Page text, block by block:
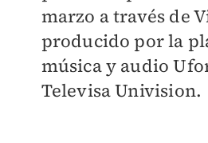
marzo a través de
producido por la
música y audio
Televisa Univision.